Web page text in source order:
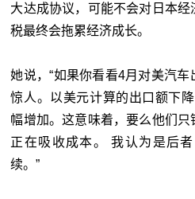
大达成协议，可能不会对日本
税最终会拖累经济成长。
她说，“如果你看看4月对美汽
惊人。以美元计算的出口额下
幅增加。这意味着，要么他们
正在吸收成本。 我认为是后
续。”